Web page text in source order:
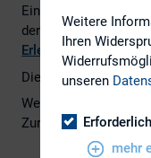
Einladung von Lutz
der
K+S
Erlebnis Bergwerk
Die Registrierung ist
Weitere
Zur Registrierung
Weitere
Ihren
unseren
mehr